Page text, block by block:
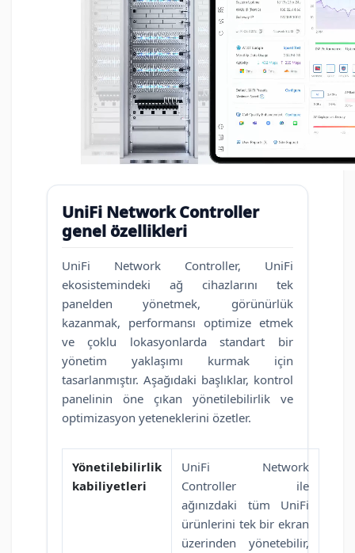
UniFi Network Controller
genel özellikleri
UniFi Network Controller, UniFi
ekosistemindeki ağ cihazlarını tek
panelden yönetmek, görünürlük
kazanmak, performansı optimize etmek
ve çoklu lokasyonlarda standart bir
yönetim yaklaşımı kurmak için
tasarlanmıştır. Aşağıdaki başlıklar, kontrol
panelinin öne çıkan yönetilebilirlik ve
optimizasyon yeteneklerini özetler.
Yönetilebilirlik
kabiliyetleri
UniFi Network
Controller ile
ağınızdaki tüm UniFi
ürünlerini tek bir ekran
üzerinden yönetebilir,